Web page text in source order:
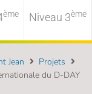
ème Niveau 3ème
Jean
Projets
du D-DAY